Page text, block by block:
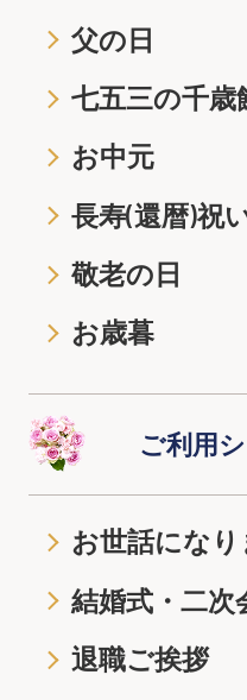
父の日
七五三の千歳
お中元
長寿(還暦)祝
敬老の日
お歳暮
ご利用
お世話にな
結婚式・二次
退職ご挨拶